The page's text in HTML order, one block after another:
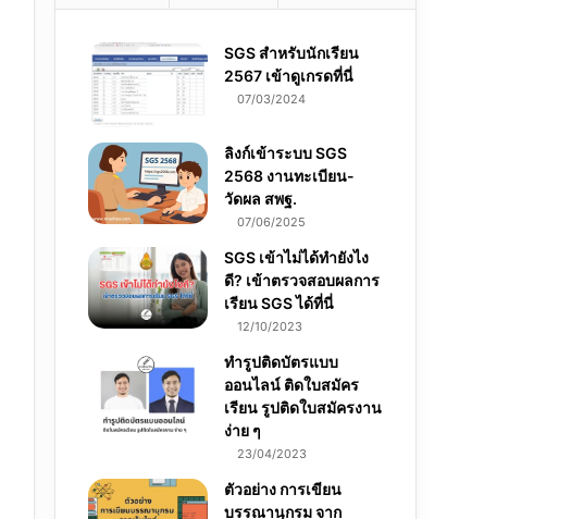
SGS สําหรับนักเรียน
2567 เข้าดูเกรดที่นี่
07/03/2024
ลิงก์เข้าระบบ SGS
2568 งานทะเบียน-
วัดผล สพฐ.
07/06/2025
SGS เข้าไม่ได้ทำยังไง
ดี? เข้าตรวจสอบผลการ
เรียน SGS ได้ที่นี่
12/10/2023
ทำรูปติดบัตรแบบ
ออนไลน์ ติดใบสมัคร
เรียน รูปติดใบสมัครงาน
ง่าย ๆ
23/04/2023
ตัวอย่าง การเขียน
บรรณานุกรม จาก